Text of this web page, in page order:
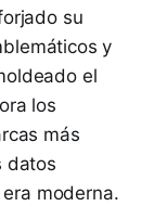
su
y
el
los
más
datos
moderna.